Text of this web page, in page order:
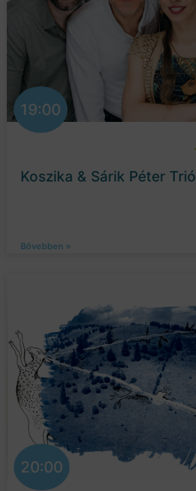
19:00
Koszika & Sárik Péter Trió
Bővebben »
20:00